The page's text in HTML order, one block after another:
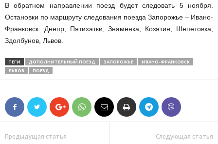
В обратном направлении поезд будет следовать 5 ноября.
Остановки по маршруту следования поезда Запорожье – Ивано-
Франковск: Днепр, Пятихатки, Знаменка, Козятин, Шепетовка,
Здолбунов, Львов.
ТЕГИ ДОПОЛНИТЕЛЬНЫЙ ПОЕЗД ЗАПОРОЖЬЕ
ИВАНО-ФРАНКОВСК
ЛЬВОВ
ПОЕЗД
Предыдущая статья Следующая статья